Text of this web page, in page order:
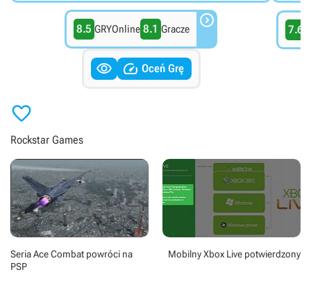
8.5 GRYOnline 8.1 Gracze 
  Oceń Grę
7.6

Rockstar Games
Seria Ace Combat powróci na
PSP
Mobilny Xbox Live potwierdzony